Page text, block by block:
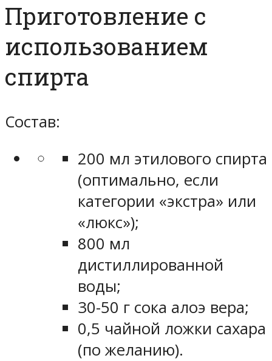
Приготовление с
использованием
спирта
Состав:
200 мл этилового спирта
(оптимально, если
категории «экстра» или
«люкс»);
800 мл
дистиллированной
воды;
30-50 г сока алоэ вера;
0,5 чайной ложки сахара
(по желанию).